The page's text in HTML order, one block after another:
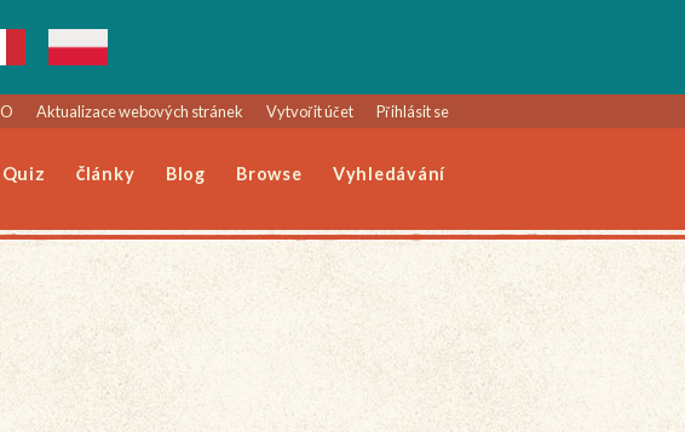
O Aktualizace webových stránek Vytvořit účet Přihlásit se
Quiz Články Blog Browse Vyhledávání